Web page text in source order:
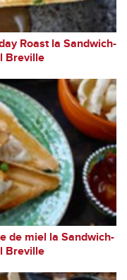
Roast la Sandwich-
Breville
de miel la Sandwich-
Breville